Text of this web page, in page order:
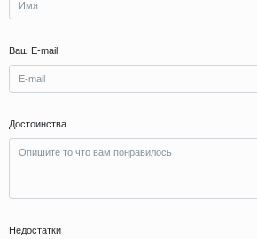
Ваш E-mail
Достоинства
Недостатки